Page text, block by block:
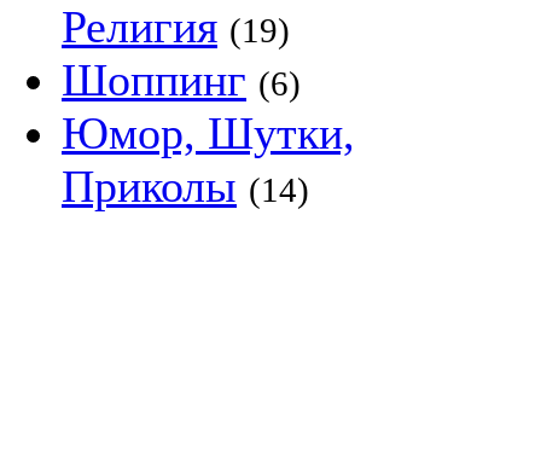
Религия (19)
Шоппинг (6)
Юмор, Шутки,
Приколы (14)